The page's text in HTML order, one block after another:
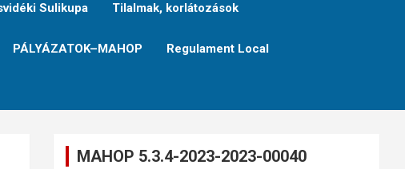
Sulikupa Tilalmak, korlátozások
PÁLYÁZATOK–MAHOP Regulament Local
MAHOP 5.3.4-2023-2023-00040